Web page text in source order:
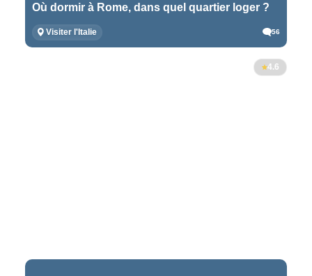
Où dormir à Rome, dans quel quartier loger ?
Visiter l'Italie 56
4.6